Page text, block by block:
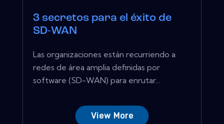
3 secretos para el éxito de
SD-WAN
Las organizaciones están recurriendo a
redes de área amplia definidas por
software (SD-WAN) para enrutar...
View More